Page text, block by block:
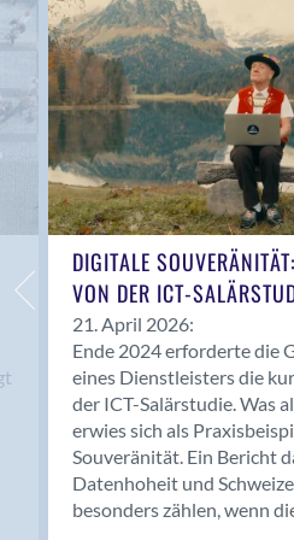
Anwil
Appenzell
Au SG
Baar
Baden
Balsthal
Balzers
Basel
Bassersdorf
Belp
Bendern
Benken (SG)
Bergdietikon
Berlin
Bern
Bern - Liebefeld
DIGITALE
VON DER ICT-
21. April 2026:
Ende 2024 erforderte die
eines Dienstleisters die
der ICT-Salärstudie. Was
erwies sich als
Souveränität. Ein Bericht
Datenhoheit und
besonders zählen, wenn